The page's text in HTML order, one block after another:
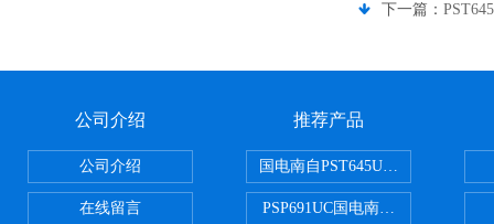
下一篇：
公司介绍
公司介绍
在线留言
推荐产品
国电南自PST645UX微机综保
PSP691UC国电南自PSP691UC